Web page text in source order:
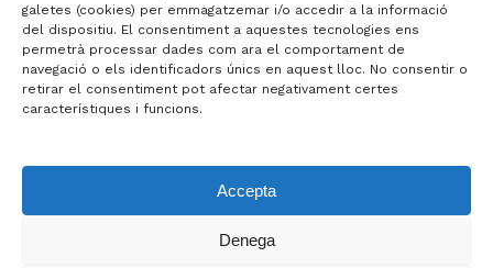
galetes (cookies) per emmagatzemar i/o accedir a la informació
del dispositiu. El consentiment a aquestes tecnologies ens
permetrà processar dades com ara el comportament de
navegació o els identificadors únics en aquest lloc. No consentir o
retirar el consentiment pot afectar negativament certes
característiques i funcions.
Accepta
Denega
Activitat subvencionada per